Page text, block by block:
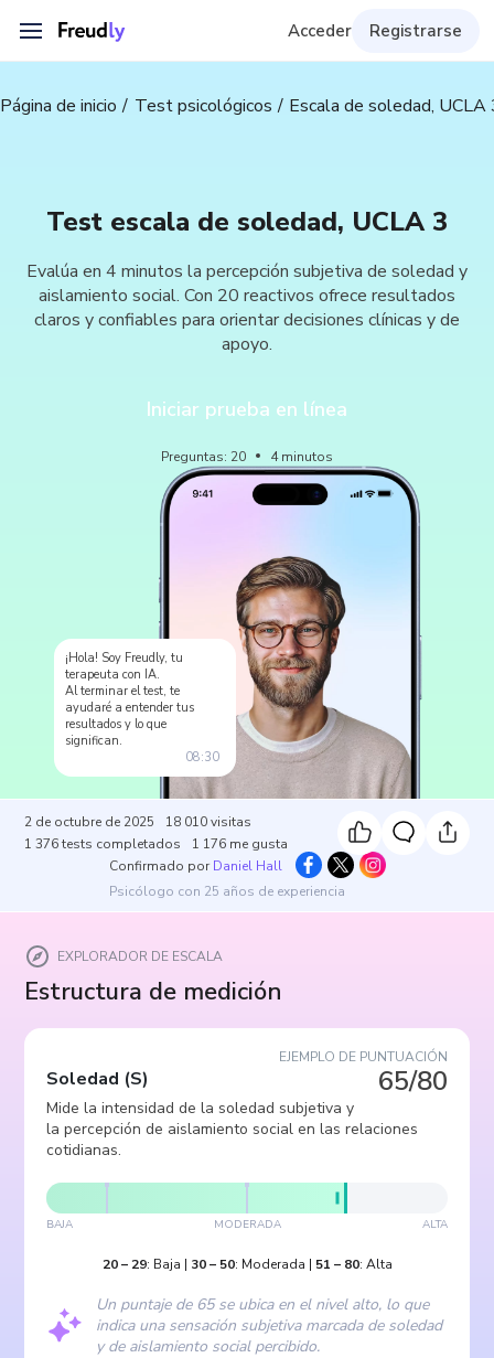
Acceder Registrarse
Página de inicio Test psicológicos Escala de soledad, UCLA
Test escala de soledad, UCLA 3
Evalúa en 4 minutos la percepción subjetiva de soledad y
aislamiento social. Con 20 reactivos ofrece resultados
claros y confiables para orientar decisiones clínicas y de
apoyo.
Iniciar prueba en línea
Preguntas: 20 4 minutos
¡Hola! Soy Freudly, tu
terapeuta con IA.
Al terminar el test, te
ayudaré a entender tus
resultados y lo que
significan.
08:30
2 de octubre de 2025 18 010 visitas
1 376 tests completados 1 176 me gusta
Confirmado por Daniel Hall
Psicólogo con 25 años de experiencia
EXPLORADOR DE ESCALA
Estructura de medición
EJEMPLO DE PUNTUACIÓN
65/80
Soledad (S)
Mide la intensidad de la soledad subjetiva y
la percepción de aislamiento social en las relaciones
cotidianas.
BAJA MODERADA ALTA
20– 29: Baja | 30– 50: Moderada | 51 – 80: Alta
Un puntaje de 65 se ubica en el nivel alto, lo que
indica una sensación subjetiva marcada de soledad
y de aislamiento social percibido.